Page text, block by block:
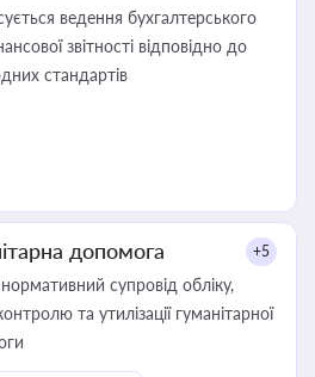
ведення бухгалтерського
звітності відповідно до
стандартів
допомога +5
супровід обліку,
та утилізації гуманітарної